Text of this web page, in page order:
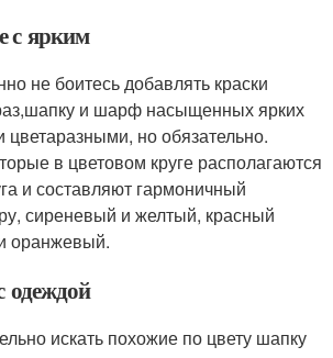
с ярким
не боитесь добавлять краски
и шарф насыщенных ярких
цветаразными, но обязательно.
в цветовом круге располагаются
и составляют гармоничный
сиреневый и желтый, красный
оранжевый.
одеждой
искать похожие по цвету шапку